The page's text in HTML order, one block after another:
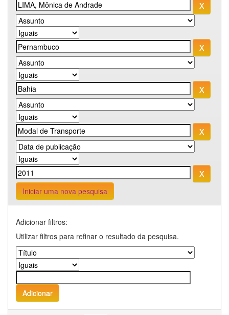
Iniciar uma nova pesquisa
Adicionar filtros:
Utilizar filtros para refinar o resultado da pesquisa.